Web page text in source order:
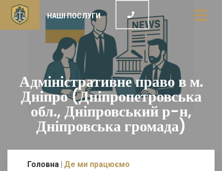
НАШІ ПОСЛУГИ
Адміністративне право в м.
Дніпро (Дніпропетровська
обл., Дніпровський р-н,
Дніпровська громада)
Головна Де ми працюємо